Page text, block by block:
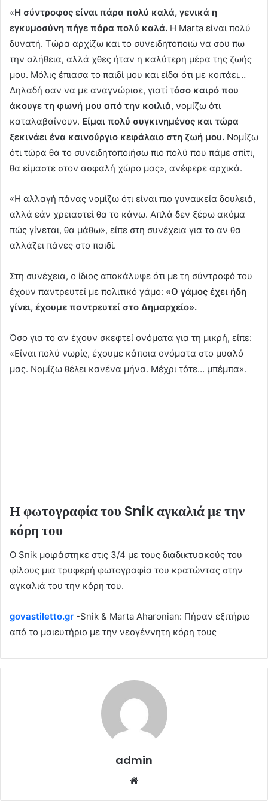
«Η σύντροφος είναι πάρα πολύ καλά, γενικά η
εγκυμοσύνη πήγε πάρα πολύ καλά. Η Marta είναι πολύ
δυνατή. Τώρα αρχίζω και το συνειδητοποιώ να σου πω
την αλήθεια, αλλά χθες ήταν η καλύτερη μέρα της ζωής
μου. Μόλις έπιασα το παιδί μου και είδα ότι με κοιτάει…
Δηλαδή σαν να με αναγνώρισε, γιατί τόσο καιρό που
άκουγε τη φωνή μου από την κοιλιά, νομίζω ότι
καταλαβαίνουν. Είμαι πολύ συγκινημένος και τώρα
ξεκινάει ένα καινούργιο κεφάλαιο στη ζωή μου. Νομίζω
ότι τώρα θα το συνειδητοποιήσω πιο πολύ που πάμε σπίτι,
θα είμαστε στον ασφαλή χώρο μας», ανέφερε αρχικά.
«Η αλλαγή πάνας νομίζω ότι είναι πιο γυναικεία δουλειά,
αλλά εάν χρειαστεί θα το κάνω. Απλά δεν ξέρω ακόμα
πώς γίνεται, θα μάθω», είπε στη συνέχεια για το αν θα
αλλάζει πάνες στο παιδί.
Στη συνέχεια, ο ίδιος αποκάλυψε ότι με τη σύντροφό του
έχουν παντρευτεί με πολιτικό γάμο: «Ο γάμος έχει ήδη
γίνει, έχουμε παντρευτεί στο Δημαρχείο».
Όσο για το αν έχουν σκεφτεί ονόματα για τη μικρή, είπε:
«Είναι πολύ νωρίς, έχουμε κάποια ονόματα στο μυαλό
μας. Νομίζω θέλει κανένα μήνα. Μέχρι τότε… μπέμπα».
Η φωτογραφία του Snik αγκαλιά με την
κόρη του
Ο Snik μοιράστηκε στις 3/4 με τους διαδικτυακούς του
φίλους μια τρυφερή φωτογραφία του κρατώντας στην
αγκαλιά του την κόρη του.
govastiletto.gr -Snik & Marta Aharonian: Πήραν εξιτήριο
από το μαιευτήριο με την νεογέννητη κόρη τους
admin